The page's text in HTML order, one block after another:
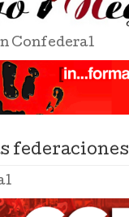
Confederal
federaciones